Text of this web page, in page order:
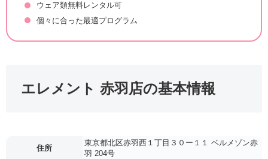
ウェア類無料レンタル可
個々に合った最適プログラム
エレメント 赤羽店の基本情報
住所
東京都北区赤羽西１丁目３０ー１１ ベルメゾン赤
羽 204号